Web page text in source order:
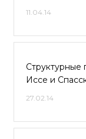
11.04.14
Структурные
Иссе и
27.02.14